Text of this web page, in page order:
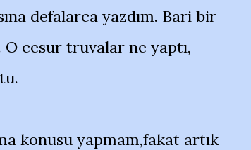
defalarca yazdım. Bari bir
O cesur truvalar ne yaptı,
konusu yapmam,fakat artık